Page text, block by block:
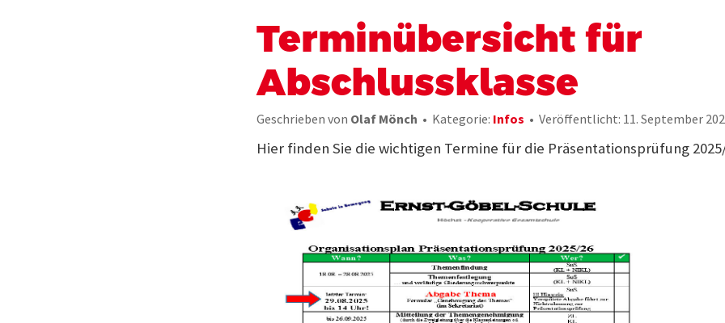
Terminübersicht für
Abschlussklasse
Geschrieben von Olaf Mönch Kategorie: Infos Veröffentlicht: 11. September
Hier finden Sie die wichtigen Termine für die Präsentationsprüfung